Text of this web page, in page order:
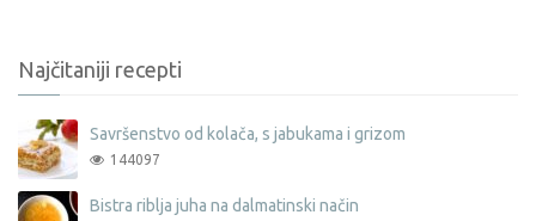
Najčitaniji recepti
Savršenstvo od kolača, s jabukama i grizom
144097
Bistra riblja juha na dalmatinski način